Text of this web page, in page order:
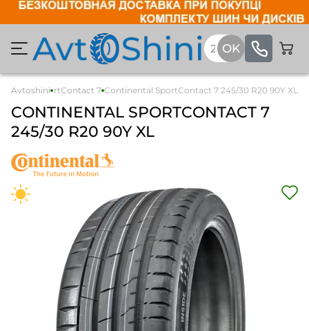
AvtoshiniSportContact 7 Continental SportContact 7 245/30 R20 90Y XL
CONTINENTAL SPORTCONTACT 7
245/30 R20 90Y XL